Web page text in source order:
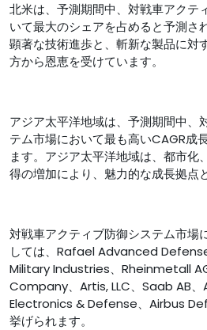
北米は、予測期間中、対戦車アクテ
いて最大のシェアを占めると予測さ
顕著な技術進歩と、斬新な製品に対
方から恩恵を受けています。
アジア太平洋地域は、予測期間中、
テム市場において最も高いCAGR成
ます。アジア太平洋地域は、都市化
得の増加により、魅力的な成長拠点
対戦車アクティブ防御システム市場
しては、Rafael Advanced
Military Industries、Rheinmetall
Company、Artis, LLC、Saab AB
Electronics & Defense、Airbus
挙げられます。